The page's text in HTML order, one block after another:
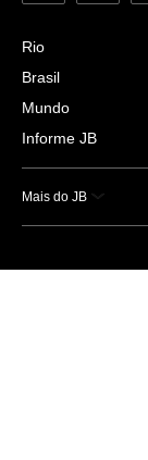
Rio
Brasil
Mundo
Informe JB
Mais do JB
Esportes